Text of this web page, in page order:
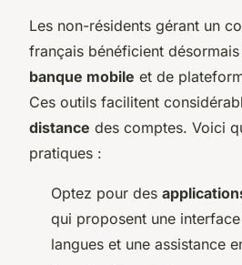
Les non-résidents gérant un
français bénéficient
banque mobile et de
Ces outils facilitent
distance des comptes. Voici
pratiques :
Optez pour des
qui proposent une
langues et une assistance